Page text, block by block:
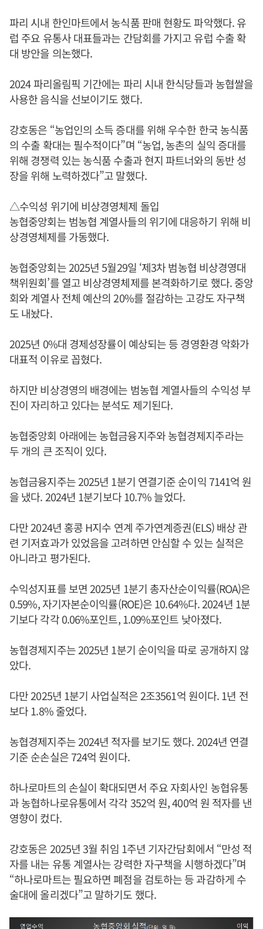
파리 시내 한인마트에서 농식품 판매 현황도 파악했다. 유
럽 주요 유통사 대표들과는 간담회를 가지고 유럽 수출 확
대 방안을 의논했다.
2024 파리올림픽 기간에는 파리 시내 한식당들과 농협쌀을
사용한 음식을 선보이기도 했다.
강호동은 “농업인의 소득 증대를 위해 우수한 한국 농식품
의 수출 확대는 필수적이다”며 “농업, 농촌의 실익 증대를
위해 경쟁력 있는 농식품 수출과 현지 파트너와의 동반 성
장을 위해 노력하겠다”고 말했다.
△수익성 위기에 비상경영체제 돌입
농협중앙회는 범농협 계열사들의 위기에 대응하기 위해 비
상경영체제를 가동했다.
농협중앙회는 2025년 5월29일 ‘제3차 범농협 비상경영대
책위원회’를 열고 비상경영체제를 본격화하기로 했다. 중앙
회와 계열사 전체 예산의 20%를 절감하는 고강도 자구책
도 내놨다.
2025년 0%대 경제성장률이 예상되는 등 경영환경 악화가
대표적 이유로 꼽혔다.
하지만 비상경영의 배경에는 범농협 계열사들의 수익성 부
진이 자리하고 있다는 분석도 제기된다.
농협중앙회 아래에는 농협금융지주와 농협경제지주라는
두 개의 큰 조직이 있다.
농협금융지주는 2025년 1분기 연결기준 순이익 7141억 원
을 냈다. 2024년 1분기보다 10.7% 늘었다.
다만 2024년 홍콩 H지수 연계 주가연계증권(ELS) 배상 관
련 기저효과가 있었음을 고려하면 안심할 수 있는 실적은
아니라고 평가된다.
수익성지표를 보면 2025년 1분기 총자산순이익률(ROA)은
0.59%, 자기자본순이익률(ROE)은 10.64%다. 2024년 1분
기보다 각각 0.06%포인트, 1.09%포인트 낮아졌다.
농협경제지주는 2025년 1분기 순이익을 따로 공개하지 않
았다.
다만 2025년 1분기 사업실적은 2조3561억 원이다. 1년 전
보다 1.8% 줄었다.
농협경제지주는 2024년 적자를 보기도 했다. 2024년 연결
기준 순손실은 724억 원이다.
하나로마트의 손실이 확대되면서 주요 자회사인 농협유통
과 농협하나로유통에서 각각 352억 원, 400억 원 적자를 낸
영향이 컸다.
강호동은 2025년 3월 취임 1주년 기자간담회에서 “만성 적
자를 내는 유통 계열사는 강력한 자구책을 시행하겠다”며
“하나로마트는 필요하면 폐점을 검토하는 등 과감하게 수
술대에 올리겠다”고 말하기도 했다.